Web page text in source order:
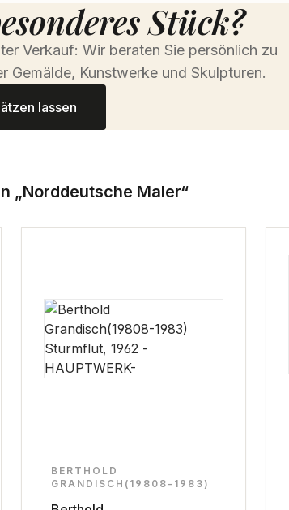
Stück?
Verkauf: Wir beraten Sie persönlich zu
Gemälde, Kunstwerke und Skulpturen.
lassen
„Norddeutsche Maler“
BERTHOLD
GRANDISCH(19808-1983)